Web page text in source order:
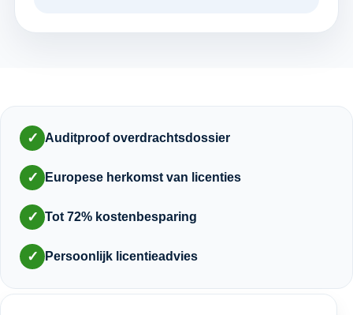
✓ Auditproof overdrachtsdossier
✓ Europese herkomst van licenties
✓ Tot 72% kostenbesparing
✓ Persoonlijk licentieadvies